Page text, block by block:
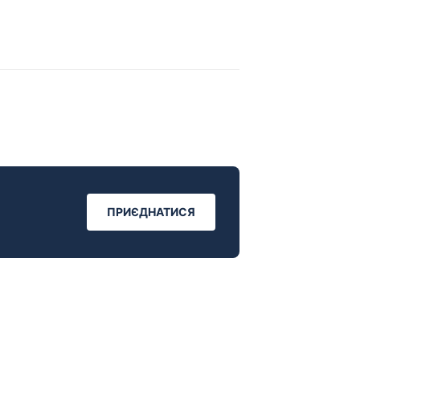
ПРИЄДНАТИСЯ